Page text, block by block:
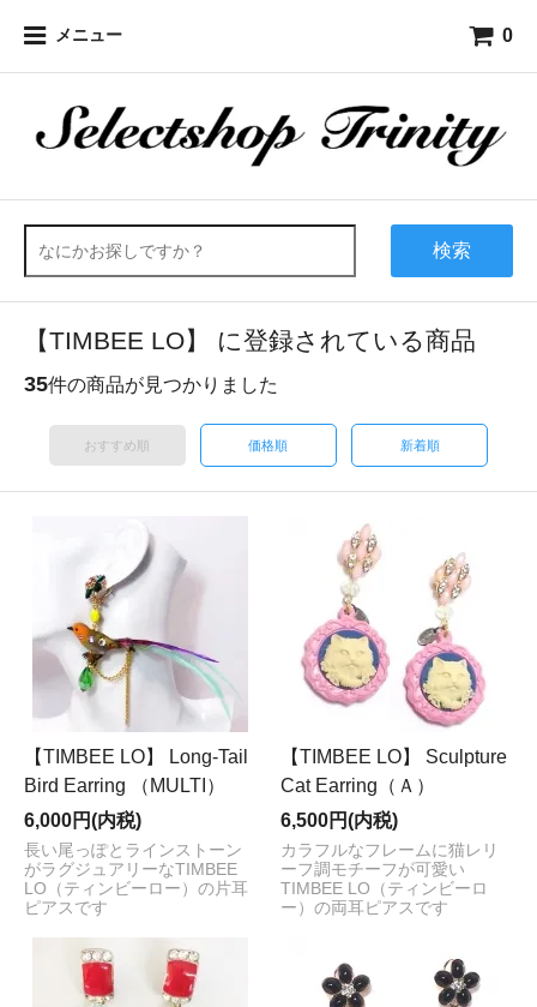
メニュー 0
検索
【TIMBEE LO】 に登録されている商品
35件の商品が見つかりました
おすすめ順 価格順 新着順
【TIMBEE LO】 Long-Tail
Bird Earring （MULTI）
6,000円(内税)
長い尾っぽとラインストーン
がラグジュアリーなTIMBEE
LO（ティンビーロー）の片耳
ピアスです
【TIMBEE LO】 Sculpture
Cat Earring（Ａ）
6,500円(内税)
カラフルなフレームに猫レリ
ーフ調モチーフが可愛い
TIMBEE LO（ティンビーロ
ー）の両耳ピアスです